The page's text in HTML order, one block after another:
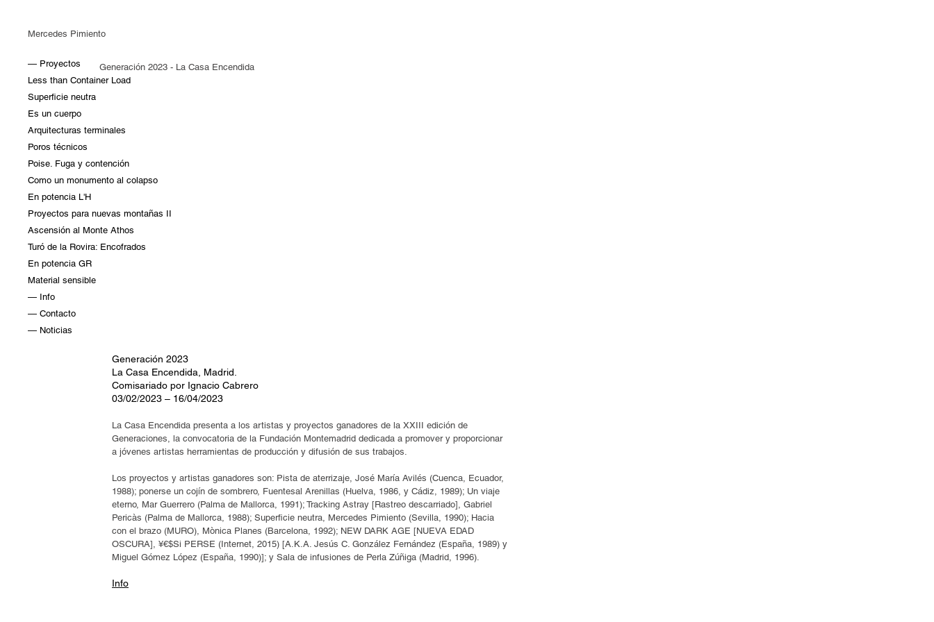
Mercedes Pimiento
— Proyectos
Less than Container Load
Superficie neutra
Es un cuerpo
Arquitecturas terminales
Poros técnicos
Poise. Fuga y contención
Como un monumento al colapso
En potencia L'H
Proyectos para nuevas montañas II
Ascensión al Monte Athos
Turó de la Rovira: Encofrados
En potencia GR
Material sensible
— Info
— Contacto
— Noticias
Generación 2023 - La Casa Encendida
Generación 2023
La Casa Encendida, Madrid.
Comisariado por Ignacio Cabrero
03/02/2023 – 16/04/2023
La Casa Encendida presenta a los artistas y proyectos ganadores de la XXIII edición de
Generaciones, la convocatoria de la Fundación Montemadrid dedicada a promover y proporcionar
a jóvenes artistas herramientas de producción y difusión de sus trabajos.
Los proyectos y artistas ganadores son: Pista de aterrizaje, José María Avilés (Cuenca, Ecuador,
1988); ponerse un cojín de sombrero, Fuentesal Arenillas (Huelva, 1986, y Cádiz, 1989); Un viaje
eterno, Mar Guerrero (Palma de Mallorca, 1991); Tracking Astray [Rastreo descarriado], Gabriel
Pericàs (Palma de Mallorca, 1988); Superficie neutra, Mercedes Pimiento (Sevilla, 1990); Hacia
con el brazo (MURO), Mònica Planes (Barcelona, 1992); NEW DARK AGE [NUEVA EDAD
OSCURA], ¥€$Si PERSE (Internet, 2015) [A.K.A. Jesús C. González Fernández (España, 1989) y
Miguel Gómez López (España, 1990)]; y Sala de infusiones de Perla Zúñiga (Madrid, 1996).
Info